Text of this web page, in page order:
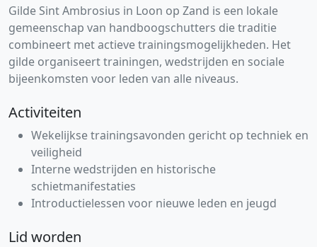
Gilde Sint Ambrosius in Loon op Zand is een lokale
gemeenschap van handboogschutters die traditie
combineert met actieve trainingsmogelijkheden. Het
gilde organiseert trainingen, wedstrijden en sociale
bijeenkomsten voor leden van alle niveaus.
Activiteiten
Wekelijkse trainingsavonden gericht op techniek en
veiligheid
Interne wedstrijden en historische
schietmanifestaties
Introductielessen voor nieuwe leden en jeugd
Lid worden